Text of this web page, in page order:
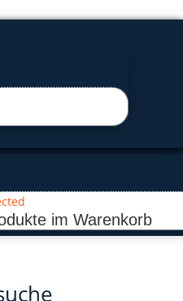
im Warenkorb